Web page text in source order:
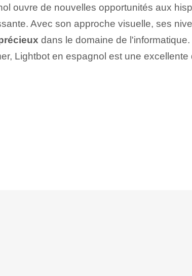
ouvre de nouvelles opportunités aux
Avec son approche visuelle, ses
dans le domaine de
Lightbot en espagnol est une